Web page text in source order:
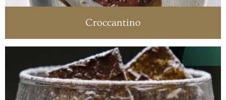
Croccantino